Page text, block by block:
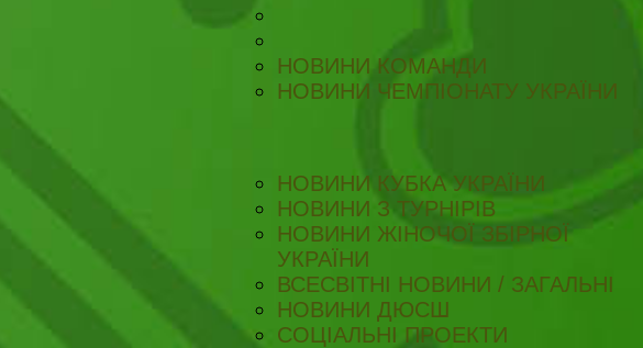
НОВИНИ КОМАНДИ
НОВИНИ ЧЕМПІОНАТУ УКРАЇНИ
НОВИНИ КУБКА УКРАЇНИ
НОВИНИ З ТУРНІРІВ
НОВИНИ ЖІНОЧОЇ ЗБІРНОЇ
УКРАЇНИ
ВСЕСВІТНІ НОВИНИ / ЗАГАЛЬНІ
НОВИНИ ДЮСШ
СОЦІАЛЬНІ ПРОЕКТИ